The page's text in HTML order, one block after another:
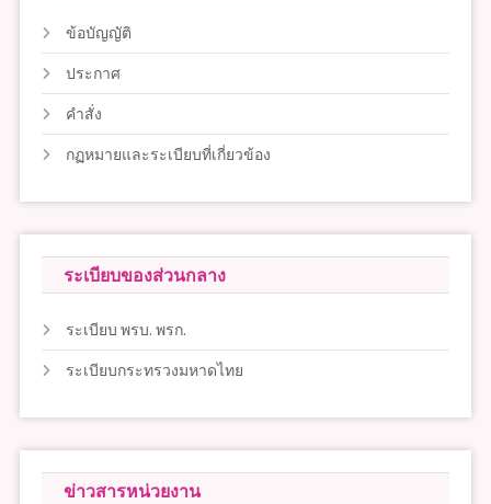
ข้อบัญญัติ
ประกาศ
คำสั่ง
กฏหมายและระเบียบที่เกี่ยวข้อง
ระเบียบของส่วนกลาง
ระเบียบ พรบ. พรก.
ระเบียบกระทรวงมหาดไทย
ข่าวสารหน่วยงาน